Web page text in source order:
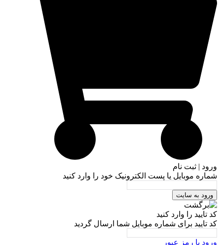
ورود | ثبت نام
شماره موبایل یا پست الکترونیک خود را وارد کنید
ورود به سایت
کد تایید را وارد کنید
کد تایید برای شماره موبایل شما ارسال گردید
ورود با رمز عبور